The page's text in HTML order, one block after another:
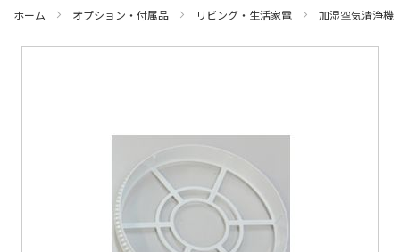
ホーム オプション・付属品 リビング・生活家電 加湿空気清浄機